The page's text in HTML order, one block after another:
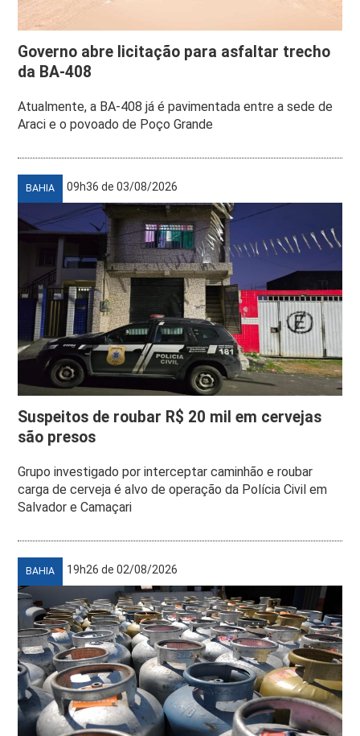
Governo abre licitação para asfaltar trecho
da BA-408
Atualmente, a BA-408 já é pavimentada entre a sede de
Araci e o povoado de Poço Grande
BAHIA 09h36 de 03/08/2026
Suspeitos de roubar R$ 20 mil em cervejas
são presos
Grupo investigado por interceptar caminhão e roubar
carga de cerveja é alvo de operação da Polícia Civil em
Salvador e Camaçari
BAHIA 19h26 de 02/08/2026